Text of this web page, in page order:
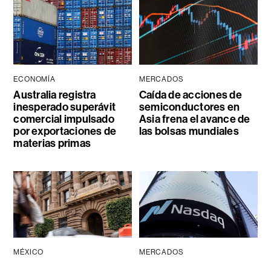
ECONOMÍA
Australia registra
inesperado superávit
comercial impulsado
por exportaciones de
materias primas
MERCADOS
Caída de acciones de
semiconductores en
Asia frena el avance de
las bolsas mundiales
MÉXICO MERCADOS